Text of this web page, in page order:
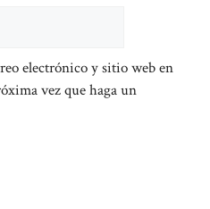
electrónico y sitio web en
vez que haga un